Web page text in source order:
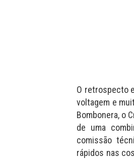
O retrospecto
voltagem e
Bombonera, o
de uma
comissão
rápidos nas